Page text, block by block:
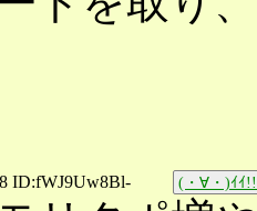
ID:fWJ9Uw8Bl- (・∀・)ｲｲ!!